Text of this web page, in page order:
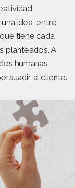
idea, entre
tiene cada
planteados. A
humanas,
al cliente.